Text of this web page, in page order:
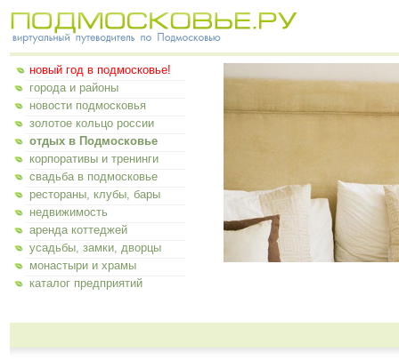
новый год в подмосковье!
города и районы
новости подмосковья
золотое кольцо россии
отдых в Подмосковье
корпоративы и тренинги
свадьба в подмосковье
рестораны, клубы, бары
недвижимость
аренда коттеджей
усадьбы, замки, дворцы
монастыри и храмы
каталог предприятий